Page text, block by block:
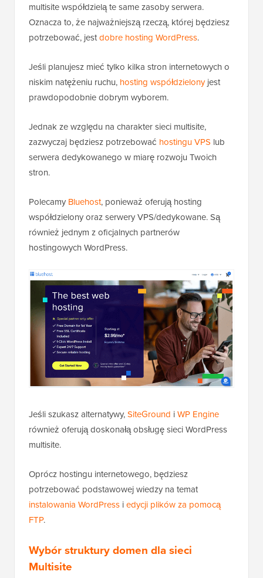
multisite współdzielą te same zasoby serwera.
Oznacza to, że najważniejszą rzeczą, której będziesz
potrzebować, jestdobre hosting WordPress.
Jeśli planujesz mieć tylko kilka stron internetowych o
niskim natężeniu ruchu, hosting współdzielonyjest
prawdopodobnie dobrym wyborem.
Jednak ze względu na charakter sieci multisite,
zazwyczaj będziesz potrzebować hostingu VPS lub
serwera dedykowanego w miarę rozwoju Twoich
stron.
Polecamy Bluehost, ponieważ oferują hosting
współdzielony oraz serwery VPS/dedykowane. Są
również jednym z oficjalnych partnerów
hostingowych WordPress.
Jeśli szukasz alternatywy,SiteGround iWP Engine
również oferują doskonałą obsługę sieci WordPress
multisite.
Oprócz hostingu internetowego, będziesz
potrzebować podstawowej wiedzy na temat
instalowania WordPress iedycji plików za pomocą
FTP.
Wybór struktury domen dla sieci
Multisite